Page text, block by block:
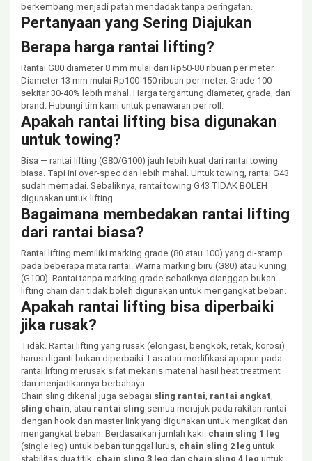
berkembang menjadi patah mendadak tanpa peringatan.
Pertanyaan yang Sering Diajukan
Berapa harga rantai lifting?
Rantai G80 diameter 8 mm mulai dari Rp50-80 ribuan per meter.
Diameter 13 mm mulai Rp100-150 ribuan per meter. Grade 100
sekitar 30-40% lebih mahal. Harga tergantung diameter, grade, dan
brand. Hubungi tim kami untuk penawaran per roll.
Apakah rantai lifting bisa digunakan
untuk towing?
Bisa — rantai lifting (G80/G100) jauh lebih kuat dari rantai towing
biasa. Tapi ini over-spec dan lebih mahal. Untuk towing, rantai G43
sudah memadai. Sebaliknya, rantai towing G43 TIDAK BOLEH
digunakan untuk lifting.
Bagaimana membedakan rantai lifting
dari rantai biasa?
Rantai lifting memiliki marking grade (80 atau 100) yang di-stamp
pada beberapa mata rantai. Warna marking biru (G80) atau kuning
(G100). Rantai tanpa marking grade sebaiknya dianggap bukan
lifting chain dan tidak boleh digunakan untuk mengangkat beban.
Apakah rantai lifting bisa diperbaiki
jika rusak?
Tidak. Rantai lifting yang rusak (elongasi, bengkok, retak, korosi)
harus diganti bukan diperbaiki. Las atau modifikasi apapun pada
rantai lifting merusak sifat mekanis material hasil heat treatment
dan menjadikannya berbahaya.
Chain sling dikenal juga sebagai sling rantai, rantai angkat,
sling chain, atau rantai sling semua merujuk pada rakitan rantai
dengan hook dan master link yang digunakan untuk mengikat dan
mengangkat beban. Berdasarkan jumlah kaki: chain sling 1 leg
(single leg) untuk beban tunggal lurus, chain sling 2 leg untuk
stabilitas dua titik, chain sling 3 leg dan chain sling 4 leg untuk